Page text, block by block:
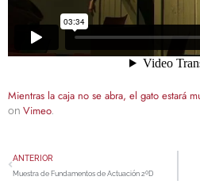
Mientras la caja no se abra, el gato estará
on Vimeo.
ANTERIOR
Muestra de Fundamentos de Actuación 2ºD